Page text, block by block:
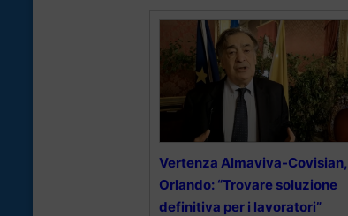
Vertenza Almaviva-Covisian,
Orlando: “Trovare soluzione
definitiva per i lavoratori”